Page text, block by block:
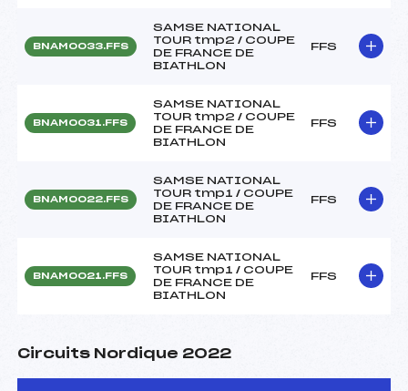
BNAM0033.FFS
SAMSE NATIONAL
TOUR tmp2 / COUPE
DE FRANCE DE
BIATHLON
FFS
BNAM0031.FFS
SAMSE NATIONAL
TOUR tmp2 / COUPE
DE FRANCE DE
BIATHLON
FFS
BNAM0022.FFS
SAMSE NATIONAL
TOUR tmp1 / COUPE
DE FRANCE DE
BIATHLON
FFS
BNAM0021.FFS
SAMSE NATIONAL
TOUR tmp1 / COUPE
DE FRANCE DE
BIATHLON
FFS
Circuits Nordique 2022